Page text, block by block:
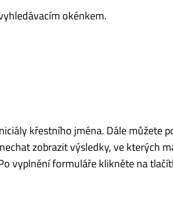
okénkem.
křestního jména. Dále můžete
zobrazit výsledky, ve kterých
vyplnění formuláře klikněte na